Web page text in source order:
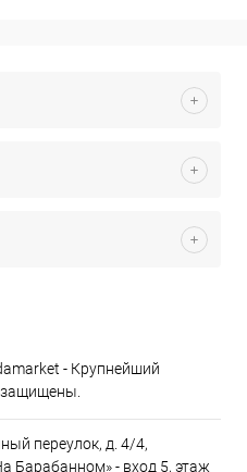
- Крупнейший
переулок, д. 4/4,
Барабанном» - вход 5, этаж